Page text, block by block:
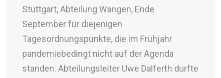
Stuttgart, Abteilung Wangen, Ende
September für diejenigen
Tagesordnungspunkte, die im Frühjahr
pandemiebedingt nicht auf der Agenda
standen. Abteilungsleiter Uwe Dalferth durfte